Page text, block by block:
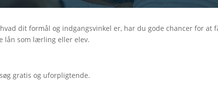
dit formål og indgangsvinkel er, har du gode chancer for at
lån som lærling eller elev.
gratis og uforpligtende.